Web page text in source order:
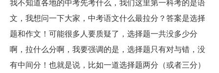
文，我想问一下大家，中考语文什么最拉分？答案是选择
题和作文！可能很多人要质疑了，选择题一共没多少分
啊，拉什么分啊，我要强调的是，选择题只有对与错，没
有中间分！也就是说，比如一道选择题两分（或者三分）